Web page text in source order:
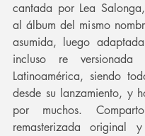
cantada por Lea
al álbum del mismo
asumida, luego
incluso re versionada
Latinoamérica, siendo
desde su lanzamiento, y
por muchos.
remasterizada original